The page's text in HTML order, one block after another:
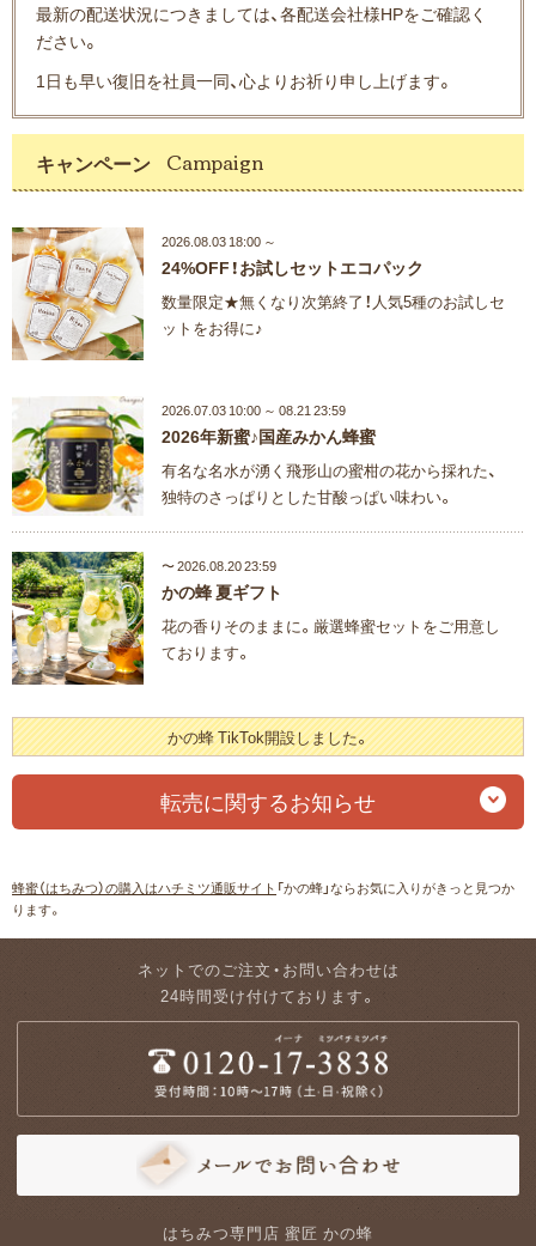
最新の配送状況につきましては、各配送会社様HPをご確認く
ださい。
1日も早い復旧を社員一同、心よりお祈り申し上げます。
キャンペーン
2026.08.03 18:00 ～
24%OFF！お試しセットエコパック
数量限定★無くなり次第終了！人気5種のお試しセ
ットをお得に♪
2026.07.03 10:00 ～ 08.21 23:59
2026年新蜜♪国産みかん蜂蜜
有名な名水が湧く飛形山の蜜柑の花から採れた、
独特のさっぱりとした甘酸っぱい味わい。
〜 2026.08.20 23:59
かの蜂 夏ギフト
花の香りそのままに。厳選蜂蜜セットをご用意し
ております。
かの蜂 TikTok開設しました。
転売に関するお知らせ
蜂蜜（はちみつ）の購入はハチミツ通販サイト 「かの蜂」ならお気に入りがきっと見つか
ります。
ネットでのご注文・お問い合わせは
24時間受け付けております。
はちみつ専門店 蜜匠 かの蜂